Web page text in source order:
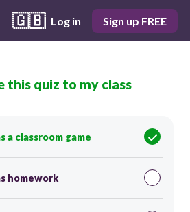
🇬🇧 Log in Sign up FREE
Score 0
ng sahig si Melanie.
30
this quiz to my class
a classroom game
homework